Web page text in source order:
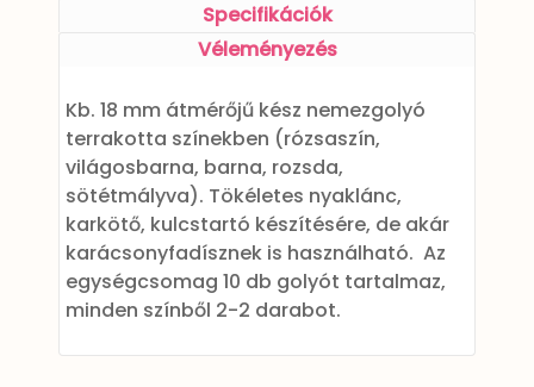
Specifikációk
Véleményezés
Kb. 18 mm átmérőjű kész nemezgolyó
terrakotta színekben (rózsaszín,
világosbarna, barna, rozsda,
sötétmályva). Tökéletes nyaklánc,
karkötő, kulcstartó készítésére, de akár
karácsonyfadísznek is használható. Az
egységcsomag 10 db golyót tartalmaz,
minden színből 2-2 darabot.